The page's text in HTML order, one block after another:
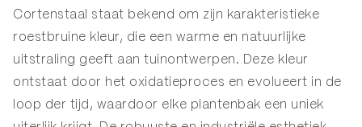
Cortenstaal staat bekend om zijn karakteristieke
roestbruine kleur, die een warme en natuurlijke
uitstraling geeft aan tuinontwerpen. Deze kleur
ontstaat door het oxidatieproces en evolueert in de
loop der tijd, waardoor elke plantenbak een uniek